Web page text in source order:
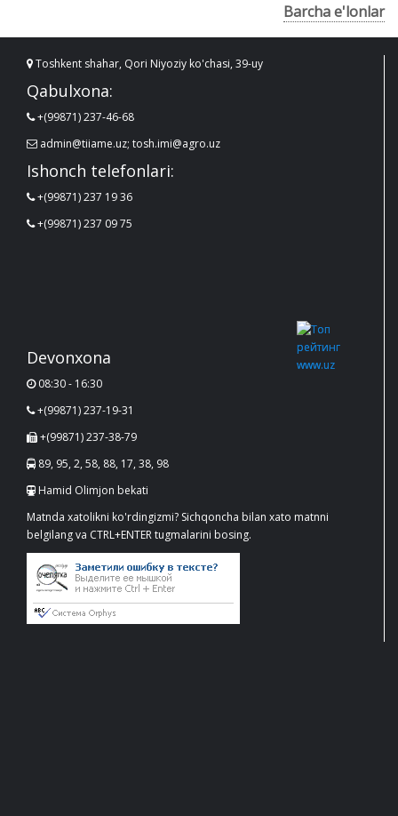
Barcha e'lonlar
Toshkent shahar, Qori Niyoziy ko'chasi, 39-uy
Qabulxona:
+(99871) 237-46-68
admin@tiiame.uz; tosh.imi@agro.uz
Ishonch telefonlari:
+(99871) 237 19 36
+(99871) 237 09 75
Devonxona
08:30 - 16:30
+(99871) 237-19-31
+(99871) 237-38-79
89, 95, 2, 58, 88, 17, 38, 98
Hamid Olimjon bekati
Matnda xatolikni ko'rdingizmi? Sichqoncha bilan xato matnni
belgilang va CTRL+ENTER tugmalarini bosing.